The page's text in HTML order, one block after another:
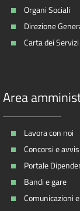
Organi Sociali
Direzione
Carta dei Servizi
Area
Lavora con noi
Concorsi e avvisi
Portale
Bandi e gare
Comunicazioni